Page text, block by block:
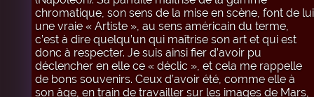
chromatique, son sens de la mise en scène, font de lui
une vraie « Artiste », au sens américain du terme,
c’est à dire quelqu’un qui maîtrise son art et qui est
donc à respecter. Je suis ainsi fier d’avoir pu
déclencher en elle ce « déclic », et cela me rappelle
de bons souvenirs. Ceux d’avoir été, comme elle à
son âge, en train de travailler sur les images de Mars,